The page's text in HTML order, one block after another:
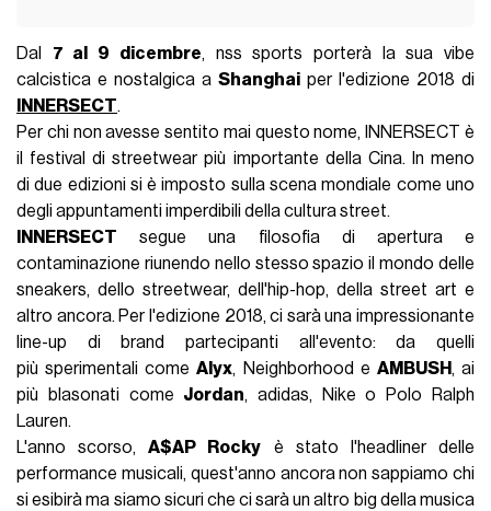
Dal 7 al 9 dicembre, nss sports porterà la sua vibe
calcistica e nostalgica a Shanghai per l'edizione 2018 di
INNERSECT.
Per chi non avesse sentito mai questo nome, INNERSECT è
il festival di streetwear più importante della Cina. In meno
di due edizioni si è imposto sulla scena mondiale come uno
degli appuntamenti imperdibili della cultura street.
INNERSECT segue una filosofia di apertura e
contaminazione riunendo nello stesso spazio il mondo delle
sneakers, dello streetwear, dell'hip-hop, della street art e
altro ancora. Per l'edizione 2018, ci sarà una impressionante
line-up di brand partecipanti all'evento: da quelli
più sperimentali comeAlyx, Neighborhood e AMBUSH, ai
più blasonati come Jordan, adidas, Nike o Polo Ralph
Lauren.
L'anno scorso,A$AP Rocky è stato l'headliner delle
performance musicali, quest'anno ancora non sappiamo chi
si esibirà ma siamo sicuri che ci sarà un altro big della musica